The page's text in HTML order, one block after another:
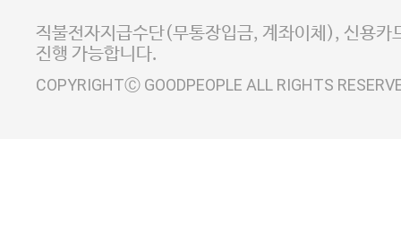
이니시스 에스크로 서비
직불전자지급수단(무통장입금, 계좌이체), 신용카
진행 가능합니다.
COPYRIGHTⒸ GOODPEOPLE ALL RIGHTS